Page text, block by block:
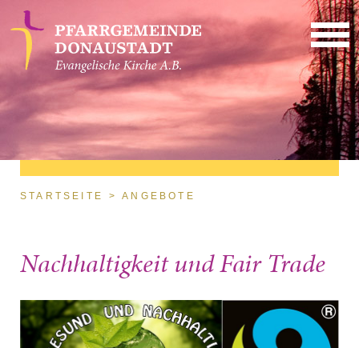
Direkt zum Inhalt
Sie sind hier
STARTSEITE ANGEBOTE
Nachhaltigkeit und Fair Trade